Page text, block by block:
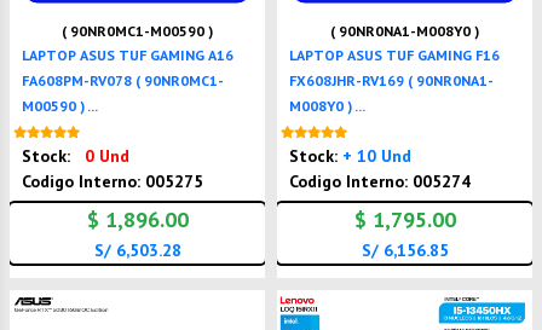
( 90NR0MC1-M00590 )
LAPTOP ASUS TUF GAMING A16
FA608PM-RV078 ( 90NR0MC1-
M00590 ) ...
Stock:
0 Und
Codigo Interno: 005275
$ 1,896.00
S/ 6,503.28
( 90NR0NA1-M008Y0 )
LAPTOP ASUS TUF GAMING F16
FX608JHR-RV169 ( 90NR0NA1-
M008Y0 ) ...
Stock: + 10 Und
Codigo Interno: 005274
$ 1,795.00
S/ 6,156.85